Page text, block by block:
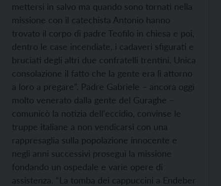
mettersi in salvo ma quando sono tornati nella
missione con il catechista Antonio hanno
trovato il corpo di padre Teofilo in chiesa e poi,
dentro le case incendiate, i cadaveri sfigurati e
bruciati degli altri due confratelli trentini. Unica
consolazione il fatto che la gente era lì attorno
a loro a pregare”. Padre Gabriele – ancora oggi
molto venerato dalla gente del Guraghe –
comunicò la notizia dell'eccidio, convinse le
truppe italiane a non vendicarsi con una
rappresaglia sulla popolazione innocente e
negli anni successivi proseguì la missione
fondando un ospedale e varie opere di
assistenza. “La tomba dei cappuccini a Endeber